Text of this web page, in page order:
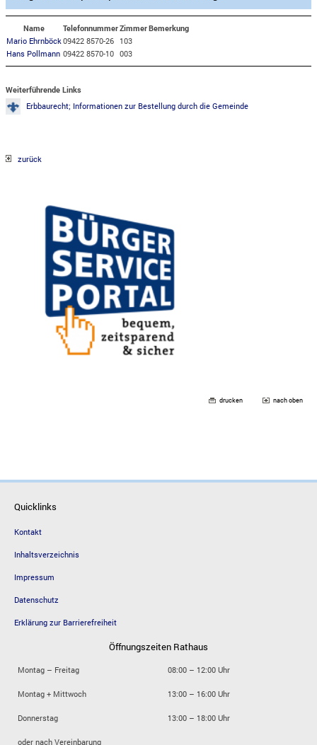
Name TelefonnummerZimmerBemerkung
Mario Ehrnböck09422 8570-26 103
Hans Pollmann 09422 8570-10 003
Weiterführende Links
Erbbaurecht; Informationen zur Bestellung durch die Gemeinde
zurück
drucken nach oben
Quicklinks
Kontakt
Inhaltsverzeichnis
Impressum
Datenschutz
Erklärung zur Barrierefreiheit
Öffnungszeiten Rathaus
Montag – Freitag 08:00 – 12:00 Uhr
Montag + Mittwoch 13:00 – 16:00 Uhr
Donnerstag 13:00 – 18:00 Uhr
oder nach Vereinbarung